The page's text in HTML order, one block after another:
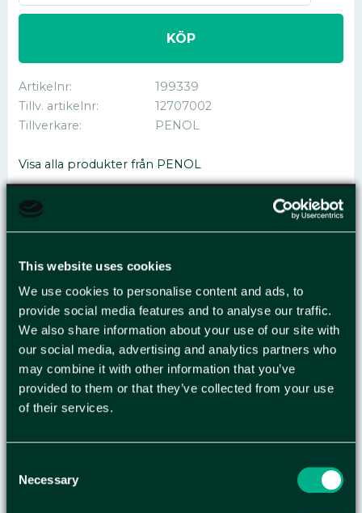
This website uses cookies
We use cookies to personalise content and ads, to
provide social media features and to analyse our traffic.
We also share information about your use of our site with
our social media, advertising and analytics partners who
may combine it with other information that you’ve
provided to them or that they’ve collected from your use
of their services.
Selection
Necessary
KÖP
Artikelnr
199339
Tillv. artikelnr
12707002
Tillverkare
PENOL
Visa alla produkter från PENOL
700 PERM 1,5MM RÖD
Permanent svanenmärkt märkpenna med rund
spets. 10 st pennor per förpackning. -
Svanenmärkt - Permanent bläck - Rund spets -
Linjebredd: 1,5 mm - Textfärg: Röd - Svanen:
Licensnummer: 50570008 - Varning. Lämpar sig